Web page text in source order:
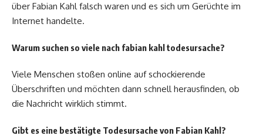
über Fabian Kahl falsch waren und es sich um Gerüchte im
Internet handelte.
Warum suchen so viele nach fabian kahl todesursache?
Viele Menschen stoßen online auf schockierende
Überschriften und möchten dann schnell herausfinden, ob
die Nachricht wirklich stimmt.
Gibt es eine bestätigte Todesursache von Fabian Kahl?